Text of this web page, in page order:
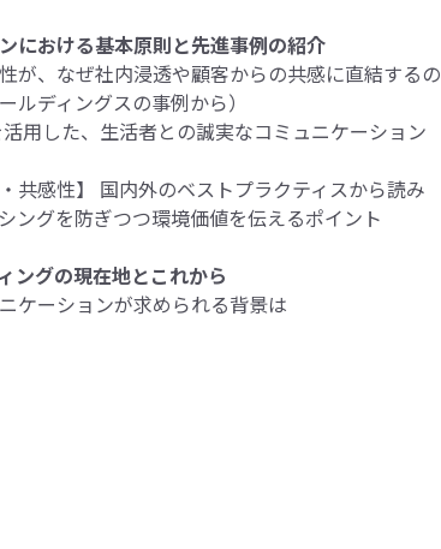
における基本原則と先進事例の紹介
が、なぜ社内浸透や顧客からの共感に直結するの
ルディングスの事例から）
活用した、生活者との誠実なコミュニケーション
共感性】 国内外のベストプラクティスから読み
ングを防ぎつつ環境価値を伝えるポイント
ングの現在地とこれから
ケーションが求められる背景は